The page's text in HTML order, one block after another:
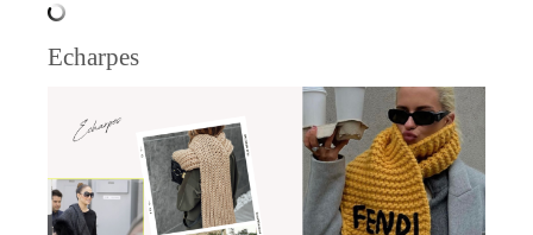
Echarpes